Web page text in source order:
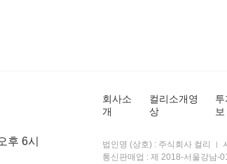
후 6시
회사소
개
컬리소개영
상
투
보
법인명 (상호) : 주식회사 컬리
통신판매업 : 제 2018-서울강남-